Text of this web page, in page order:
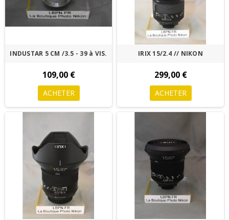
INDUSTAR 5 CM /3.5 - 39 à VIS.
109,00 €
ACHETER
IRIX 15/2.4 // NIKON
299,00 €
ACHETER